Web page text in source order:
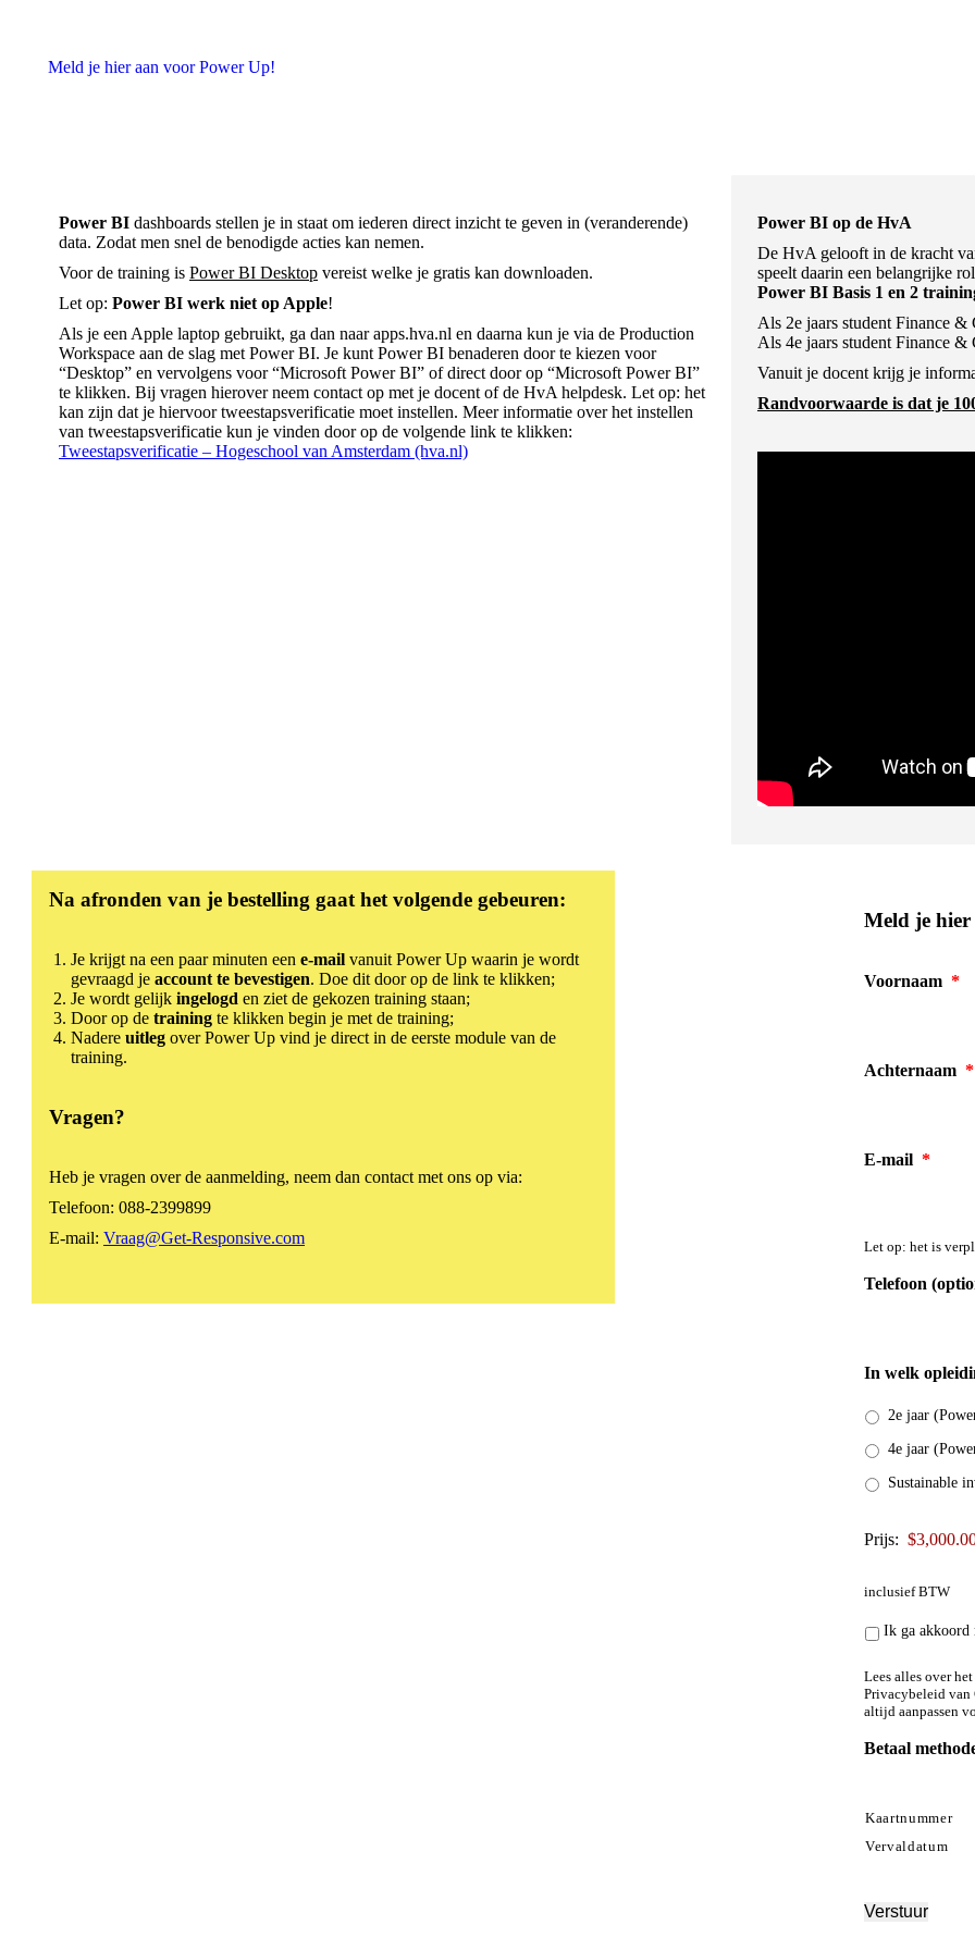
Meld je hier aan voor Power Up!
Power BI dashboards stellen je in staat om iederen direct inzicht te geven in (veranderende)
data. Zodat men snel de benodigde acties kan nemen.
Voor de training is Power BI Desktop vereist welke je gratis kan downloaden.
Let op: Power BI werk niet op Apple!
Als je een Apple laptop gebruikt, ga dan naar apps.hva.nl en daarna kun je via de Production
Workspace aan de slag met Power BI. Je kunt Power BI benaderen door te kiezen voor
“Desktop” en vervolgens voor “Microsoft Power BI” of direct door op “Microsoft Power BI”
te klikken. Bij vragen hierover neem contact op met je docent of de HvA helpdesk. Let op: het
kan zijn dat je hiervoor tweestapsverificatie moet instellen. Meer informatie over het instellen
van tweestapsverificatie kun je vinden door op de volgende link te klikken:
Tweestapsverificatie – Hogeschool van Amsterdam (hva.nl)
Power BI op de HvA
De HvA gelooft in de kracht
speelt daarin een belangrijke
Power BI Basis 1 en 2
Als 2e jaars student Finance
Als 4e jaars student Finance
Vanuit je docent krijg je
Randvoorwaarde is dat je
Na afronden van je bestelling gaat het volgende gebeuren:
Je krijgt na een paar minuten een e-mail vanuit Power Up waarin je wordt
gevraagd je account te bevestigen. Doe dit door op de link te klikken;
Je wordt gelijk ingelogd en ziet de gekozen training staan;
Door op de training te klikken begin je met de training;
Nadere uitleg over Power Up vind je direct in de eerste module van de
training.
Vragen?
Heb je vragen over de aanmelding, neem dan contact met ons op via:
Telefoon: 088-2399899
E-mail: Vraag@Get-Responsive.com
Meld je
Voornaam *
Achternaam *
E-mail *
Let op: het is
Telefoon
In welk
2e jaar
4e jaar
Sustainable
BTW
Prijs:
inclusief BTW
Lees
over
het
gebruik
je
Get
Responsive
Privacybeleid
Ik ga akkoord
Lees alles over
Privacybeleid van
altijd aanpassen
Betaal
American
MasterCard,
Kaartnummer
Vervaldatum
Verstuur